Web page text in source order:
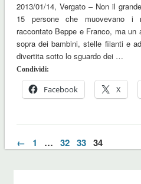
2013/01/14, Vergato – Non il
15 persone che muovevano i
raccontato Beppe e Franco, ma
sopra dei bambini, stelle filanti e
divertita sotto lo sguardo dei …
Condividi:
Facebook X
← 1 … 32 33 34